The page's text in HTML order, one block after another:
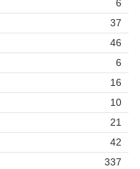
6
37
46
6
16
10
21
42
337